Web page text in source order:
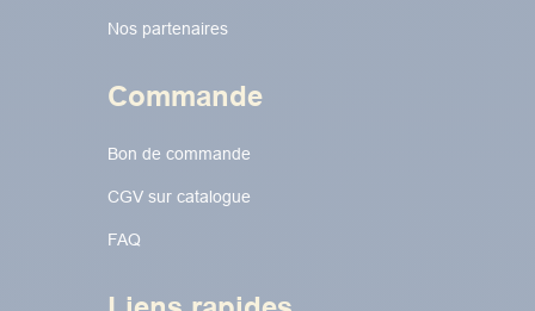
Nos partenaires
Commande
Bon de commande
CGV sur catalogue
FAQ